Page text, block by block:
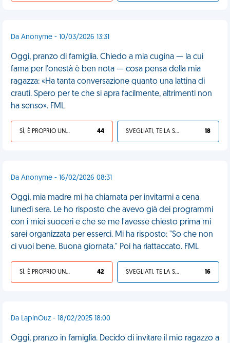
Da Anonyme - 10/03/2026 13:31
Oggi, pranzo di famiglia. Chiedo a mia cugina — la cui
fama per l'onestà è ben nota — cosa pensa della mia
ragazza: «Ha tanta conversazione quanto una lattina di
crauti. Spero per te che si apra facilmente, altrimenti non
ha senso». FML
SÌ, È PROPRIO UNA VDM! 44 SVEGLIATI, TE LA SEI CERCATA! 18
Da Anonyme - 16/02/2026 08:31
Oggi, mia madre mi ha chiamata per invitarmi a cena
lunedì sera. Le ho risposto che avevo già dei programmi
con i miei suoceri e che se me l'avesse chiesto prima mi
sarei organizzata per esserci. Mi ha risposto: "So che non
ci vuoi bene. Buona giornata." Poi ha riattaccato. FML
SÌ, È PROPRIO UNA VDM! 42 SVEGLIATI, TE LA SEI CERCATA! 16
Da LapinOuz - 18/02/2025 18:00
Oggi, pranzo in famiglia. Decido di invitare il mio ragazzo a